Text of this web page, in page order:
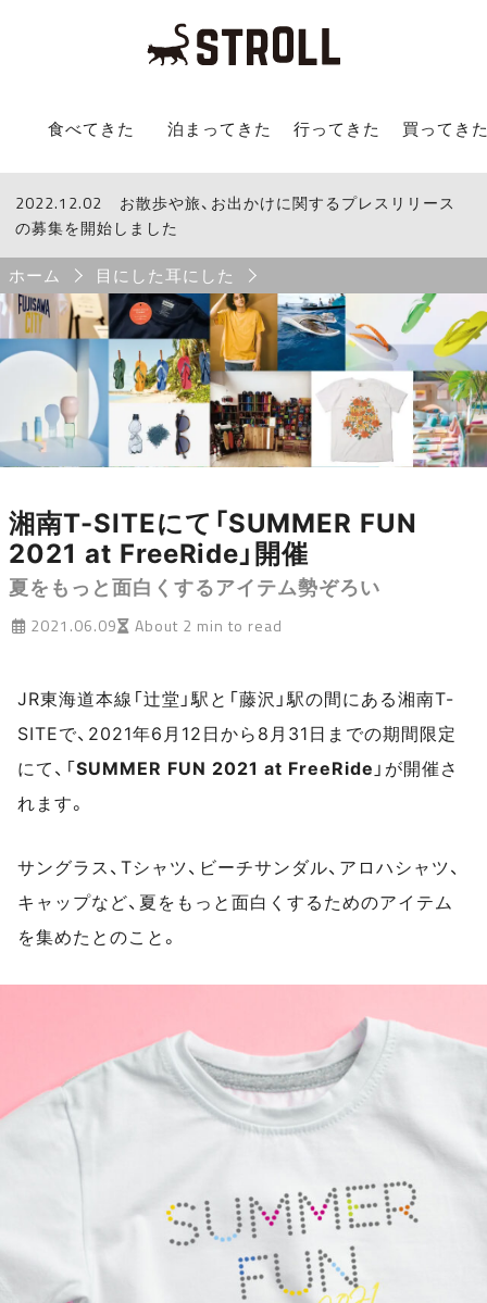
STROLL Menu
食べてきた 泊まってきた 行ってきた 買ってき
STROLLからのお知らせ
2022.12.02
お散歩や旅、お出かけに関するプレスリリース
の募集を開始しました
Breadcrumb
ホーム 目にした耳にした
湘南T-SITEにて「SUMMER FUN
2021 at FreeRide」開催
夏をもっと面白くするアイテム勢ぞろい
2021.06.09
About 2 min to read
JR東海道本線「辻堂」駅と「藤沢」駅の間にある湘南T-
SITEで、2021年6月12日から8月31日までの期間限定
にて、「SUMMER FUN 2021 at FreeRide 」が開催さ
れます。
サングラス、Tシャツ、ビーチサンダル、アロハシャツ、
キャップなど、夏をもっと面白くするためのアイテム
を集めたとのこと。